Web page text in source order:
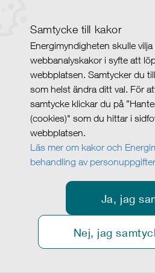
Samtycke till kakor
Energimyndigheten skulle
webbanalyskakor i syfte att
webbplatsen. Samtycker du
som helst ändra ditt val. För
samtycke klickar du på
(cookies)" som du hittar i
webbplatsen.
Läs mer om kakor och
behandling av personuppgifter
Ja, jag
Nej, jag